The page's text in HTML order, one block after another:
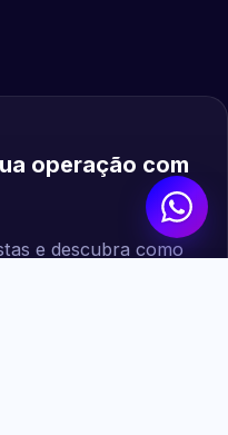
operação com
e descubra como